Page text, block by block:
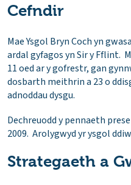
Cefndir
Mae Ysgol Bryn Coch yn
ardal gyfagos yn Sir y Fflint.
11 oed ar y gofrestr, gan
dosbarth meithrin a 23 o
adnoddau dysgu.
Dechreuodd y pennaeth
2009. Arolygwyd yr ysgol
Strategaeth a